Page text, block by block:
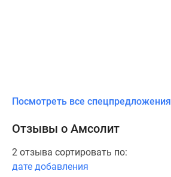
Посмотреть все спецпредложения
Отзывы о Амсолит
2 отзыва сортировать по:
дате добавления